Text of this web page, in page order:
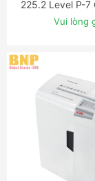
225.2 Level P-7
Shredder with
Oiler
Vui lòng